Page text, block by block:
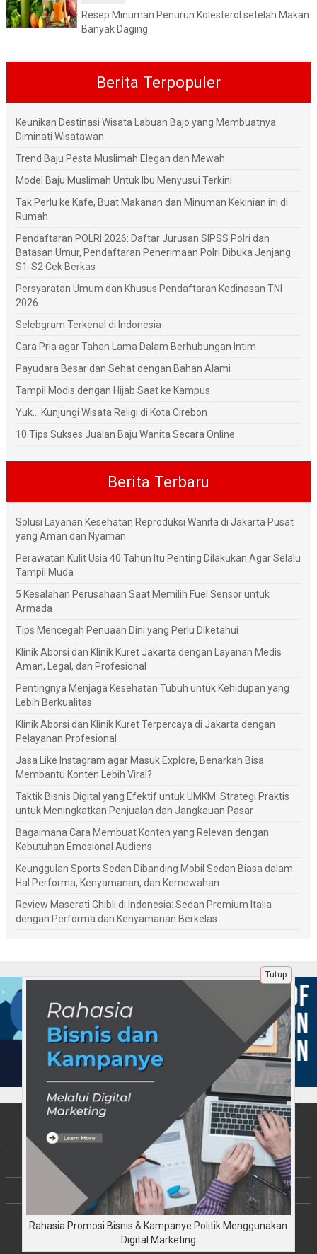
Resep Minuman Penurun Kolesterol setelah Makan
Banyak Daging
Berita Terpopuler
Keunikan Destinasi Wisata Labuan Bajo yang Membuatnya
Diminati Wisatawan
Trend Baju Pesta Muslimah Elegan dan Mewah
Model Baju Muslimah Untuk Ibu Menyusui Terkini
Tak Perlu ke Kafe, Buat Makanan dan Minuman Kekinian ini di
Rumah
Pendaftaran POLRI 2026: Daftar Jurusan SIPSS Polri dan
Batasan Umur, Pendaftaran Penerimaan Polri Dibuka Jenjang
S1-S2 Cek Berkas
Persyaratan Umum dan Khusus Pendaftaran Kedinasan TNI
2026
Selebgram Terkenal di Indonesia
Cara Pria agar Tahan Lama Dalam Berhubungan Intim
Payudara Besar dan Sehat dengan Bahan Alami
Tampil Modis dengan Hijab Saat ke Kampus
Yuk... Kunjungi Wisata Religi di Kota Cirebon
10 Tips Sukses Jualan Baju Wanita Secara Online
Berita Terbaru
Solusi Layanan Kesehatan Reproduksi Wanita di Jakarta Pusat
yang Aman dan Nyaman
Perawatan Kulit Usia 40 Tahun Itu Penting Dilakukan Agar Selalu
Tampil Muda
5 Kesalahan Perusahaan Saat Memilih Fuel Sensor untuk
Armada
Tips Mencegah Penuaan Dini yang Perlu Diketahui
Klinik Aborsi dan Klinik Kuret Jakarta dengan Layanan Medis
Aman, Legal, dan Profesional
Pentingnya Menjaga Kesehatan Tubuh untuk Kehidupan yang
Lebih Berkualitas
Klinik Aborsi dan Klinik Kuret Terpercaya di Jakarta dengan
Pelayanan Profesional
Jasa Like Instagram agar Masuk Explore, Benarkah Bisa
Membantu Konten Lebih Viral?
Taktik Bisnis Digital yang Efektif untuk UMKM: Strategi Praktis
untuk Meningkatkan Penjualan dan Jangkauan Pasar
Bagaimana Cara Membuat Konten yang Relevan dengan
Kebutuhan Emosional Audiens
Keunggulan Sports Sedan Dibanding Mobil Sedan Biasa dalam
Hal Performa, Kenyamanan, dan Kemewahan
Review Maserati Ghibli di Indonesia: Sedan Premium Italia
dengan Performa dan Kenyamanan Berkelas
Tentang Kami
Berita
Disclaimer
Copyright © JalinKebersamaan.com 2026
All rights reserved
Tutup
Rahasia Promosi Bisnis & Kampanye Politik Menggunakan
Digital Marketing